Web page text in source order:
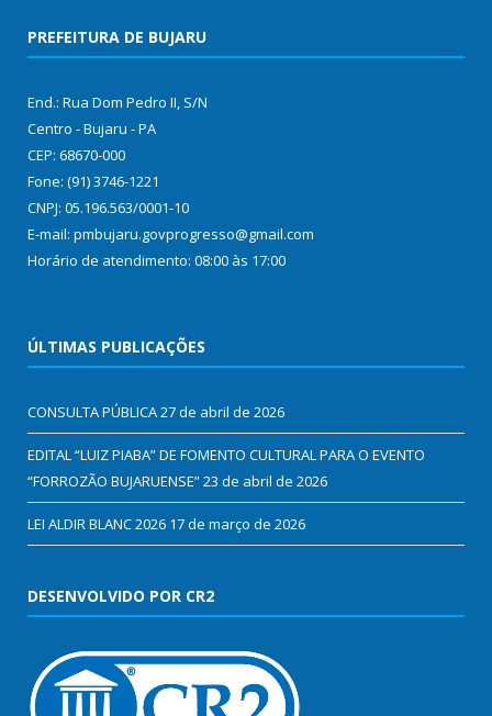
PREFEITURA DE BUJARU
End.: Rua Dom Pedro II, S/N
Centro - Bujaru - PA
CEP: 68670-000
Fone: (91) 3746-1221
CNPJ: 05.196.563/0001-10
E-mail: pmbujaru.govprogresso@gmail.com
Horário de atendimento: 08:00 às 17:00
ÚLTIMAS PUBLICAÇÕES
CONSULTA PÚBLICA27 de abril de 2026
EDITAL “LUIZ PIABA” DE FOMENTO CULTURAL PARA O EVENTO
“FORROZÃO BUJARUENSE”23 de abril de 2026
LEI ALDIR BLANC 2026 17 de março de 2026
DESENVOLVIDO POR CR2